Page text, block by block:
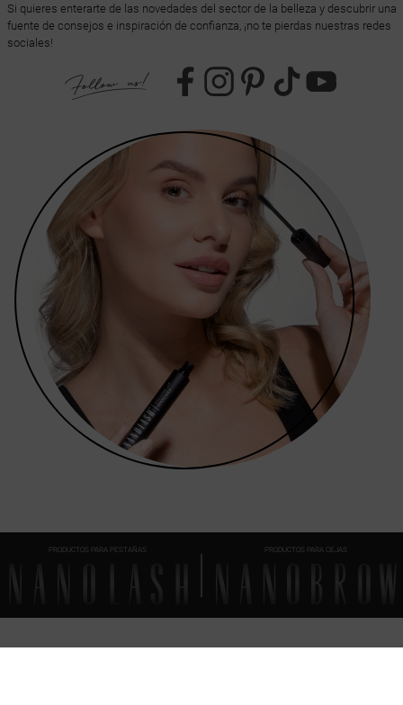
Si quieres enterarte de las novedades del sector de la belleza y descubrir una
fuente de consejos e inspiración de confianza, ¡no te pierdas nuestras redes
sociales!
PRODUCTOS PARA PESTAÑAS PRODUCTOS PARA CEJAS